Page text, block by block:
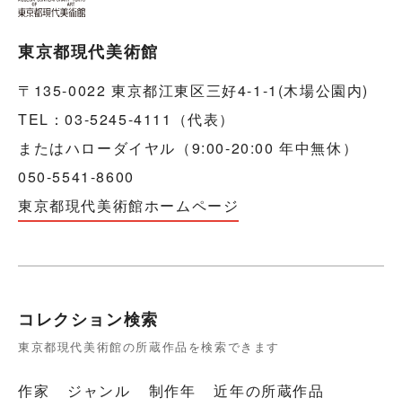
東京都現代美術館
〒135-0022 東京都江東区三好4-1-1(木場公園内)
TEL：03-5245-4111（代表）
またはハローダイヤル（9:00-20:00 年中無休）
050-5541-8600
東京都現代美術館ホームページ
コレクション検索
東京都現代美術館の所蔵作品を検索できます
作家 ジャンル 制作年 近年の所蔵作品